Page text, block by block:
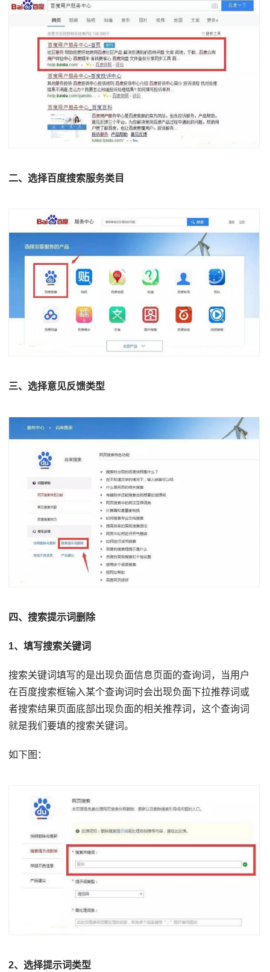
二、选择百度搜索服务类目
三、选择意见反馈类型
四、搜索提示词删除
1、填写搜索关键词
搜索关键词填写的是出现负面信息页面的查询词，当用户
在百度搜索框输入某个查询词时会出现负面下拉推荐词或
者搜索结果页面底部出现负面的相关推荐词，这个查询词
就是我们要填的搜索关键词。
如下图：
2、选择提示词类型